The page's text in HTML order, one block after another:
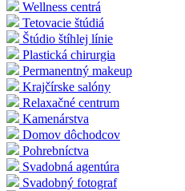
Wellness centrá
Tetovacie štúdiá
Štúdio štíhlej línie
Plastická chirurgia
Permanentný makeup
Krajčírske salóny
Relaxačné centrum
Kamenárstva
Domov dôchodcov
Pohrebníctva
Svadobná agentúra
Svadobný fotograf